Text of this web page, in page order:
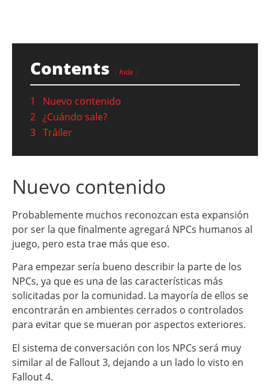
Contents hide
1
Nuevo contenido
2 ¿Cuándo sale?
3 Tráiler
Nuevo contenido
Probablemente muchos reconozcan esta expansión
por ser la que finalmente agregará NPCs humanos al
juego, pero esta trae más que eso.
Para empezar sería bueno describir la parte de los
NPCs, ya que es una de las características más
solicitadas por la comunidad. La mayoría de ellos se
encontrarán en ambientes cerrados o controlados
para evitar que se mueran por aspectos exteriores.
El sistema de conversación con los NPCs será muy
similar al de Fallout 3, dejando a un lado lo visto en
Fallout 4.